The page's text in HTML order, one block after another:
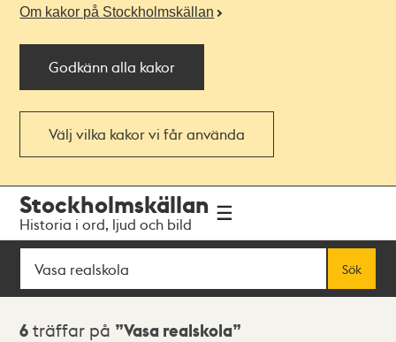
Om kakor på Stockholmskällan
Godkänn alla kakor
Välj vilka kakor vi får använda
navigationen
huvudinnehållet
Stockholmskällan
Historia i ord, ljud och bild
Sök
Sök
Sökresultat
6 träffar på Vasa realskola